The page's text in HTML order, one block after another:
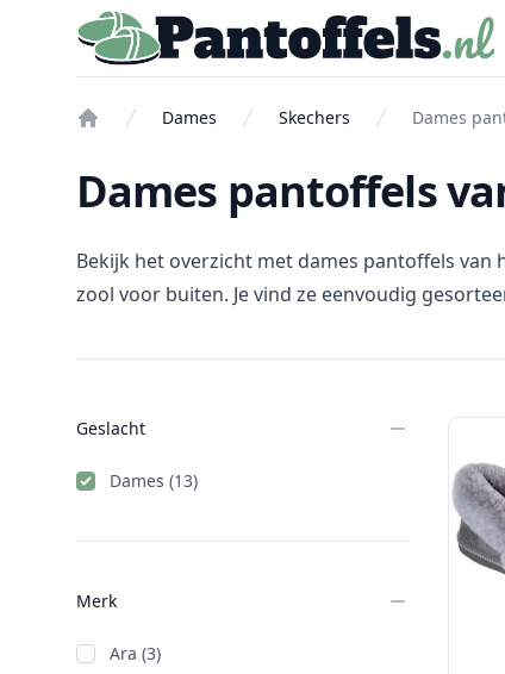
Pantoffels.nl
Dames Skechers Dames
Dames pantoffels
Bekijk het overzicht met dames pantoffels
zool voor buiten. Je vind ze eenvoudig
Filters
Geslacht
Dames (13)
Merk
Ara (3)